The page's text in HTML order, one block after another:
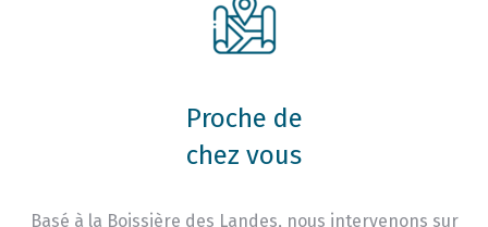
Proche de
chez vous
Basé à la Boissière des Landes, nous intervenons sur